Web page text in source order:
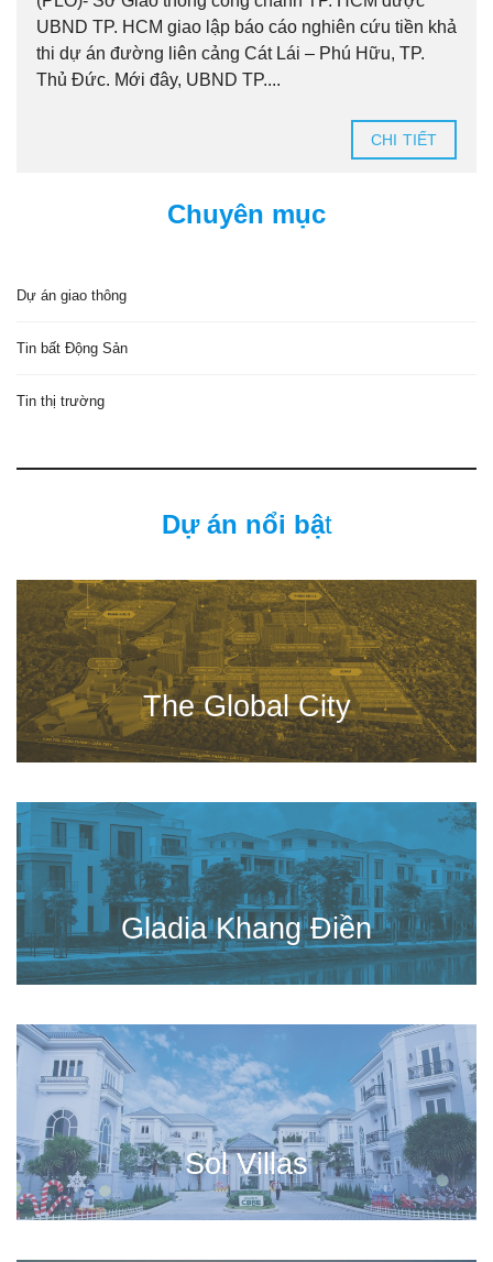
UBND TP. HCM giao lập báo cáo nghiên cứu tiền khả
thi dự án đường liên cảng Cát Lái – Phú Hữu, TP.
Thủ Đức. Mới đây, UBND TP....
CHI TIẾT
Chuyên mục
Dự án giao thông
Tin bất Động Sản
Tin thị trường
Dự án nổi bật
The Global City
Gladia Khang Điền
Sol Villas